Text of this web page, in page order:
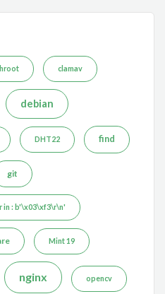
clamav
debian
DHT22 find
git
in : b'\x03\xf3\r\n'
Mint 19
nginx opencv